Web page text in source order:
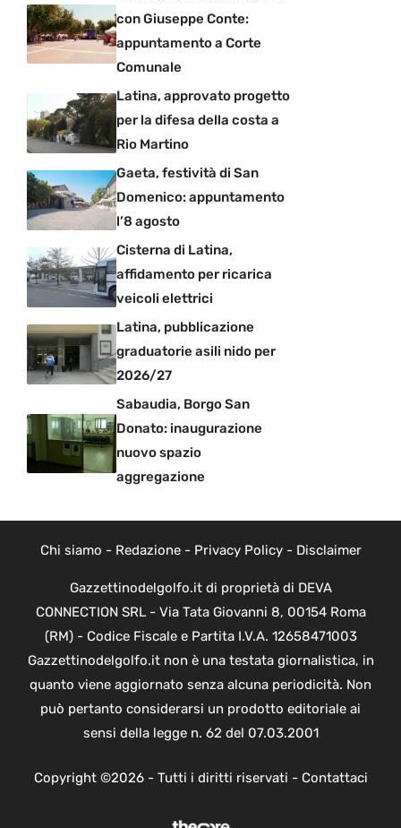
con Giuseppe Conte:
appuntamento a Corte
Comunale
Latina, approvato progetto
per la difesa della costa a
Rio Martino
Gaeta, festività di San
Domenico: appuntamento
l’8 agosto
Cisterna di Latina,
affidamento per ricarica
veicoli elettrici
Latina, pubblicazione
graduatorie asili nido per
2026/27
Sabaudia, Borgo San
Donato: inaugurazione
nuovo spazio
aggregazione
Chi siamo - Redazione- Privacy Policy- Disclaimer
Gazzettinodelgolfo.it di proprietà di DEVA
CONNECTION SRL - Via Tata Giovanni 8, 00154 Roma
(RM) - Codice Fiscale e Partita I.V.A. 12658471003
Gazzettinodelgolfo.it non è una testata giornalistica, in
quanto viene aggiornato senza alcuna periodicità. Non
può pertanto considerarsi un prodotto editoriale ai
sensi della legge n. 62 del 07.03.2001
Copyright ©2026 - Tutti i diritti riservati - Contattaci